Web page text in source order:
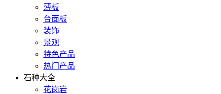
薄板
台面板
装饰
景观
特色产品
热门产品
石种大全
花岗岩